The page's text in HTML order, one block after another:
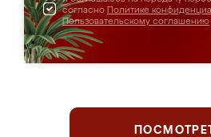
согласно Политике
Пользовательскому соглашению